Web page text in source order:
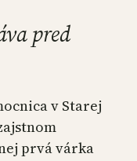
pred
v Starej
prvá várka